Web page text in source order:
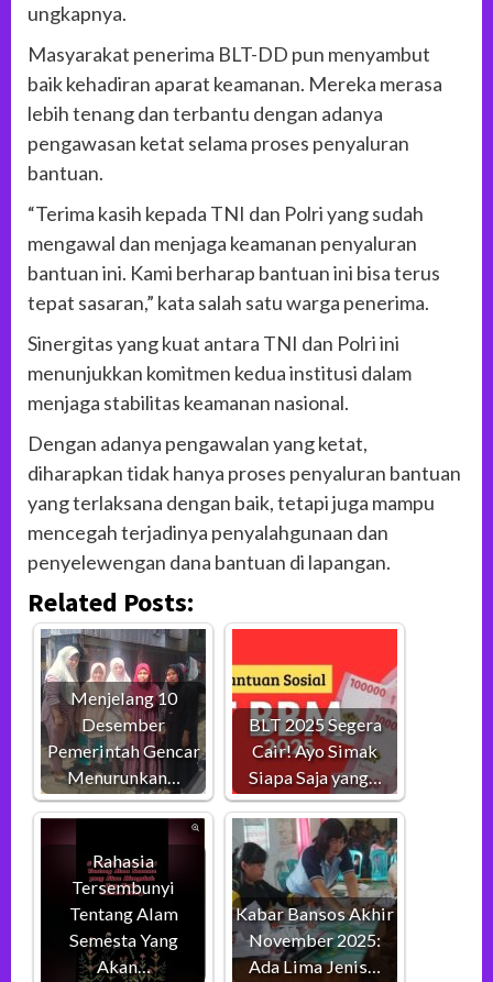
ungkapnya.
Masyarakat penerima BLT-DD pun menyambut
baik kehadiran aparat keamanan. Mereka merasa
lebih tenang dan terbantu dengan adanya
pengawasan ketat selama proses penyaluran
bantuan.
“Terima kasih kepada TNI dan Polri yang sudah
mengawal dan menjaga keamanan penyaluran
bantuan ini. Kami berharap bantuan ini bisa terus
tepat sasaran,” kata salah satu warga penerima.
Sinergitas yang kuat antara TNI dan Polri ini
menunjukkan komitmen kedua institusi dalam
menjaga stabilitas keamanan nasional.
Dengan adanya pengawalan yang ketat,
diharapkan tidak hanya proses penyaluran bantuan
yang terlaksana dengan baik, tetapi juga mampu
mencegah terjadinya penyalahgunaan dan
penyelewengan dana bantuan di lapangan.
Related Posts:
Menjelang 10
Desember
Pemerintah Gencar
Menurunkan…
BLT 2025 Segera
Cair! Ayo Simak
Siapa Saja yang…
Rahasia
Tersembunyi
Tentang Alam
Semesta Yang
Akan…
Kabar Bansos Akhir
November 2025:
Ada Lima Jenis…